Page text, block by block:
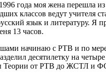
года моя жена перешла
классов ведут учителя
язык и литературу. Я
13 часов.
начинаю с РТВ и по мере
десятилетку на
Теории от РТВ до ЖСТЛ и